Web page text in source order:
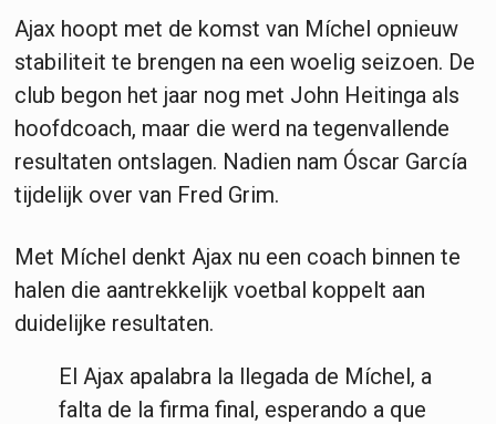
Ajax hoopt met de komst van Míchel opnieuw
stabiliteit te brengen na een woelig seizoen. De
club begon het jaar nog met John Heitinga als
hoofdcoach, maar die werd na tegenvallende
resultaten ontslagen. Nadien nam Óscar García
tijdelijk over van Fred Grim.
Met Míchel denkt Ajax nu een coach binnen te
halen die aantrekkelijk voetbal koppelt aan
duidelijke resultaten.
El Ajax apalabra la llegada de Míchel, a
falta de la firma final, esperando a que